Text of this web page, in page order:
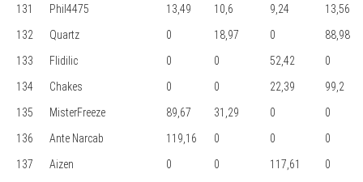
131
Phil4475 13,49 10,6 9,24
13,56
132
Quartz 0 18,97 0
88,98
133
Flidilic 0 0 52,42
0
134
Chakes 0 0 22,39
99,2
135
MisterFreeze 89,67 31,29 0
0
136
Ante Narcab 119,16 0 0
0
137
Aizen 0 0 117,61
0